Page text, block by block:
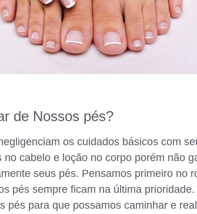
de Nossos pés?
os cuidados básicos com
cabelo e loção no corpo porém não
seus pés. Pensamos primeiro no
pés sempre ficam na última
pés para que possamos caminhar e